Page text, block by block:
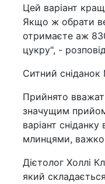
Цей варіант
Якщо ж обрати
отримаєте аж
цукру", -
Ситний сніданок
Прийнято
значущим
варіант
млинцями,
Дієтолог Холлі
який